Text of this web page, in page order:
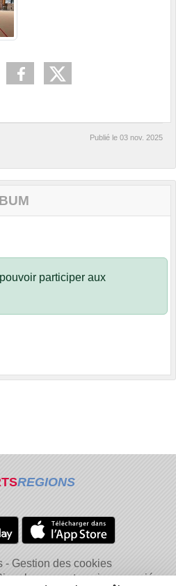
Publié le 03 nov. 2025
participer aux
REGIONS
Gestion des cookies
un contenu inapproprié